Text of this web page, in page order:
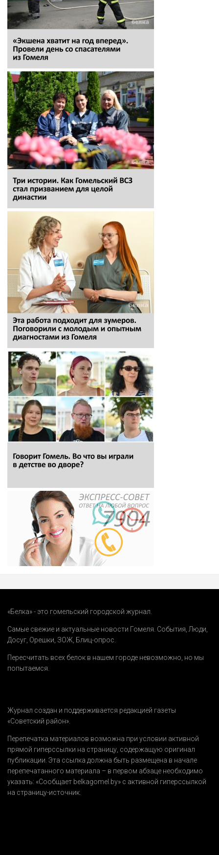
«Белка» - это гомельский городской журнал.
Самые свежие и актуальные новости Гомеля. События Люди
Досуг Орешки ЗОЖ Блиц-опрос
Пересчитать всех белок в нашем городе невозможно, но мы
попытаемся.
Журнал создан и поддерживается редакцией газеты
«Советский район».
Перепечатка материалов возможна при условии активной
прямой гиперссылки на страницу, содержащую оригинал
публикации. Эта ссылка должна быть размещена в начале
перепечатанного материала – в первом абзаце необходимо
указать: «Сообщает belkagomel.by» с активной гиперссылкой
на страницу-источник.